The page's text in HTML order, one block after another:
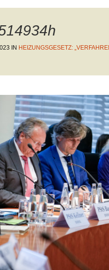
IN HEIZUNGSGESETZ: